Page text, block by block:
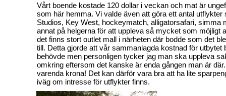
Vårt boende kostade 120 dollar i veckan och mat är
som här hemma. Vi valde även att göra ett antal utflykter
Studios, Key West, hockeymatch, alligatorsafari, simma
annat på helgerna för att uppleva så mycket som möjligt
det finns stort outlet mall i närheten där bodde som det
till. Detta gjorde att vår sammanlagda kostnad för utbytet
behövde men personligen tycker jag man ska uppleva
omkring eftersom det kanske är enda gången man är
varenda krona! Det kan därför vara bra att ha lite
iväg om intresse för utflykter finns.